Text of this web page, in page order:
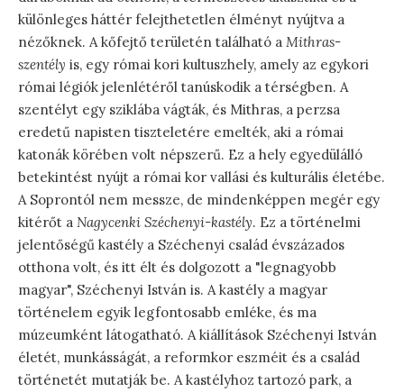
különleges háttér felejthetetlen élményt nyújtva a
nézőknek. A kőfejtő területén található a Mithras-
szentély is, egy római kori kultuszhely, amely az egykori
római légiók jelenlétéről tanúskodik a térségben. A
szentélyt egy sziklába vágták, és Mithras, a perzsa
eredetű napisten tiszteletére emelték, aki a római
katonák körében volt népszerű. Ez a hely egyedülálló
betekintést nyújt a római kor vallási és kulturális életébe.
A Soprontól nem messze, de mindenképpen megér egy
kitérőt a Nagycenki Széchenyi-kastély. Ez a történelmi
jelentőségű kastély a Széchenyi család évszázados
otthona volt, és itt élt és dolgozott a "legnagyobb
magyar", Széchenyi István is. A kastély a magyar
történelem egyik legfontosabb emléke, és ma
múzeumként látogatható. A kiállítások Széchenyi István
életét, munkásságát, a reformkor eszméit és a család
történetét mutatják be. A kastélyhoz tartozó park, a